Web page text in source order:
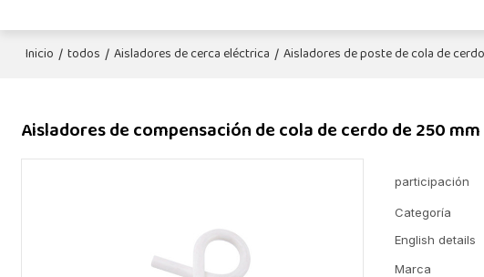
Inicio / todos / Aisladores de cerca eléctrica / Aisladores de poste de cola de cerdo
Aisladores de compensación de cola de cerdo de 250
participación
Categoría
English details
Marca